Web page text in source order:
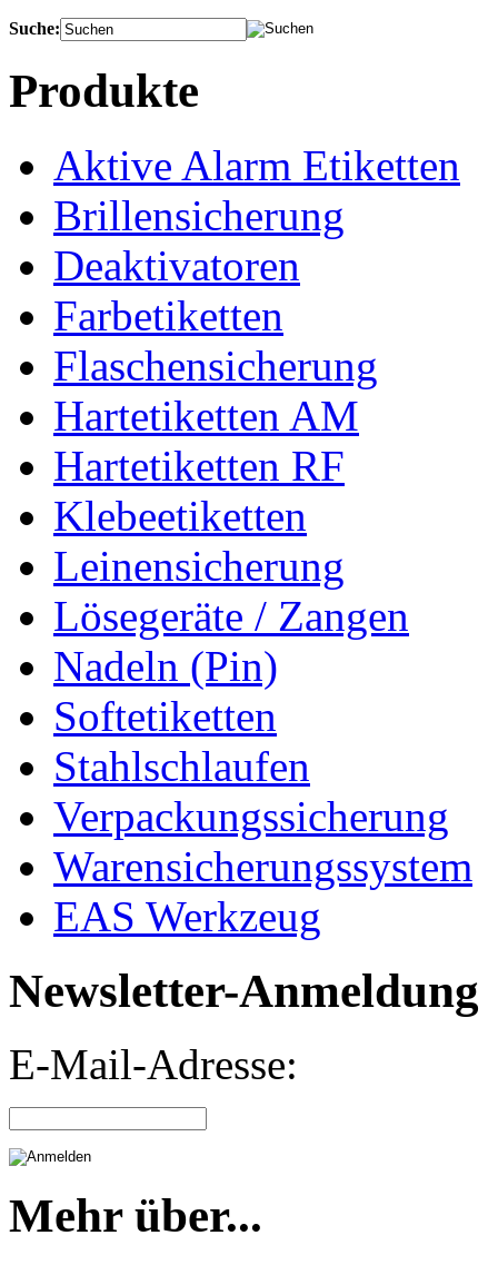
Suche:
Produkte
Aktive Alarm Etiketten
Brillensicherung
Deaktivatoren
Farbetiketten
Flaschensicherung
Hartetiketten AM
Hartetiketten RF
Klebeetiketten
Leinensicherung
Lösegeräte / Zangen
Nadeln (Pin)
Softetiketten
Stahlschlaufen
Verpackungssicherung
Warensicherungssystem
EAS Werkzeug
Newsletter-Anmeldung
E-Mail-Adresse:
Mehr über...